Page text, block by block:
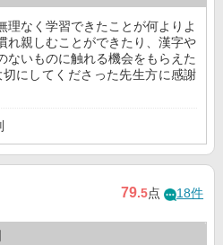
理なく学習できたことが何よりよ
れ親しむことができたり、漢字や
ないものに触れる機会をもらえた
にしてくださった先生方に感謝
79.5点 18件